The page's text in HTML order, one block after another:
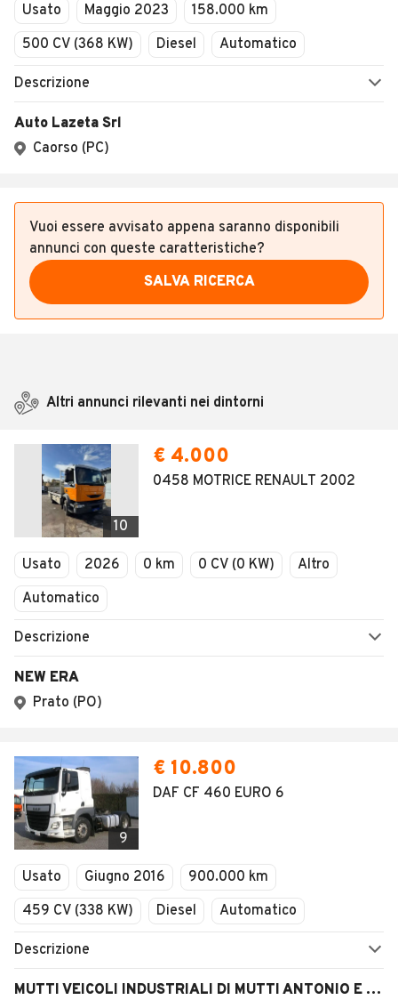
Usato Maggio 2023
158.000 km
500 CV (368 KW)
Diesel Automatico
Descrizione
Auto Lazeta Srl
Caorso (PC)
Vuoi essere avvisato appena saranno disponibili
annunci con queste caratteristiche?
SALVA RICERCA
Altri annunci rilevanti nei dintorni
10
€ 4.000
0458 MOTRICE RENAULT 2002
Usato 2026 0 km 0 CV (0 KW)
Altro
Automatico
Descrizione
NEW ERA
Prato (PO)
9
€ 10.800
DAF CF 460 EURO 6
Usato Giugno 2016
900.000 km
459 CV (338 KW)
Diesel Automatico
Descrizione
MUTTI VEICOLI INDUSTRIALI DI MUTTI ANTONIO E STEFANO S.N.C.